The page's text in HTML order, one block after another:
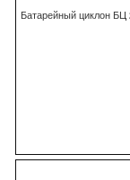
Батарейный циклон БЦ